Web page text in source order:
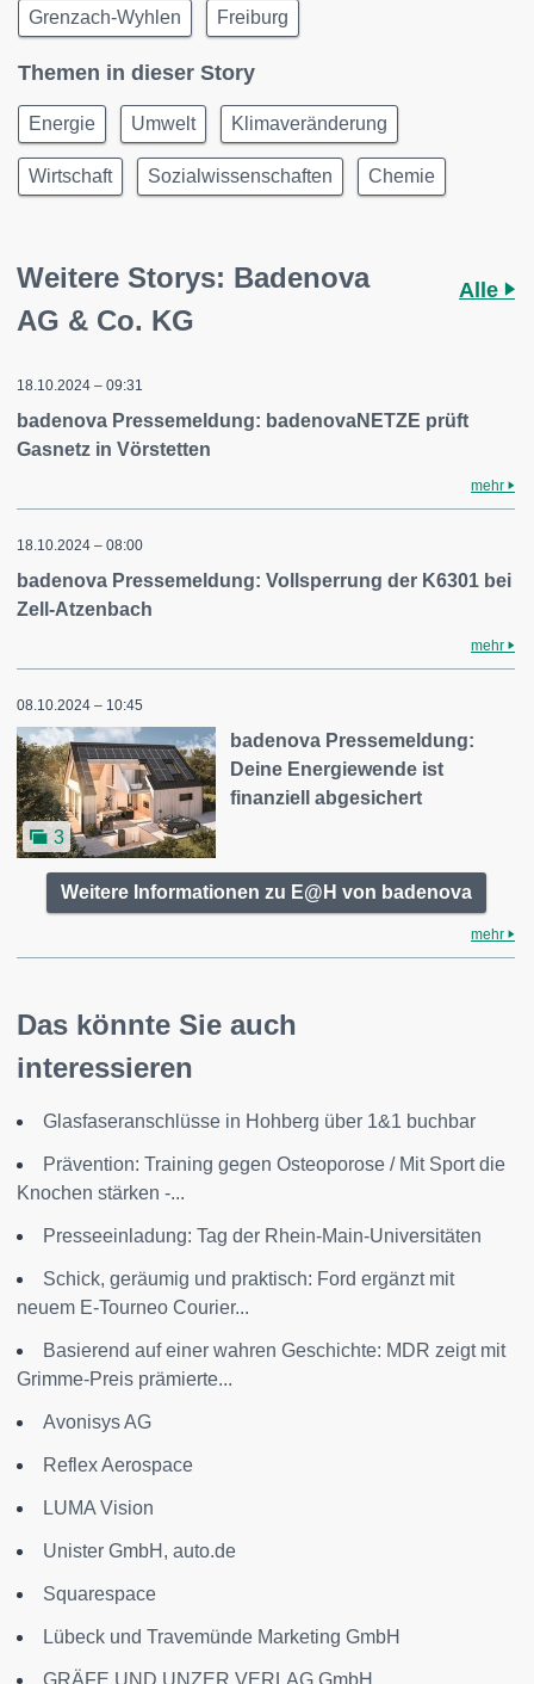
Grenzach-Wyhlen Freiburg
Themen in dieser Story
Energie Umwelt Klimaveränderung
Wirtschaft Sozialwissenschaften Chemie
Weitere Storys: Badenova
AG & Co. KG
Alle
18.10.2024 – 09:31
badenova Pressemeldung: badenovaNETZE prüft
Gasnetz in Vörstetten
mehr
18.10.2024 – 08:00
badenova Pressemeldung: Vollsperrung der K6301 bei
Zell-Atzenbach
mehr
08.10.2024 – 10:45
3
badenova Pressemeldung:
Deine Energiewende ist
finanziell abgesichert
Weitere Informationen zu E@H von badenova
mehr
Das könnte Sie auch
interessieren
Glasfaseranschlüsse in Hohberg über 1&1 buchbar
Prävention: Training gegen Osteoporose / Mit Sport die
Knochen stärken -...
Presseeinladung: Tag der Rhein-Main-Universitäten
Schick, geräumig und praktisch: Ford ergänzt mit
neuem E-Tourneo Courier...
Basierend auf einer wahren Geschichte: MDR zeigt mit
Grimme-Preis prämierte...
Avonisys AG
Reflex Aerospace
LUMA Vision
Unister GmbH, auto.de
Squarespace
Lübeck und Travemünde Marketing GmbH
GRÄFE UND UNZER VERLAG GmbH